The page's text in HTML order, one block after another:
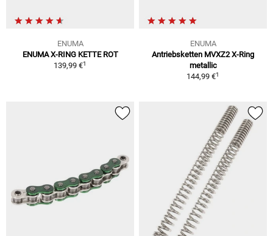
ENUMA
ENUMA X-RING KETTE ROT
139,99 €1
ENUMA
Antriebsketten MVXZ2 X-Ring
metallic
144,99 €1